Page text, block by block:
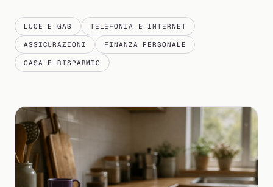
LUCE E GAS TELEFONIA E INTERNET
ASSICURAZIONI FINANZA PERSONALE
CASA E RISPARMIO